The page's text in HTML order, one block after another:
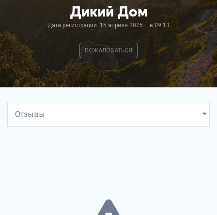
Дикий Дом
Дата регистрации: 15 апреля 2025 г. в 09:13
ПОЖАЛОВАТЬСЯ